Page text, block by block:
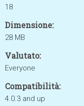
18
Dimensione:
28 MB
Valutato:
Everyone
Compatibilità:
4.0.3 and up